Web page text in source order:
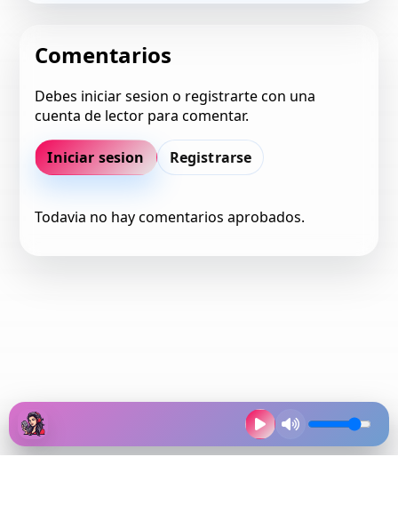
Comentarios
Debes iniciar sesion o registrarte con una
cuenta de lector para comentar.
Iniciar sesion Registrarse
Todavia no hay comentarios aprobados.